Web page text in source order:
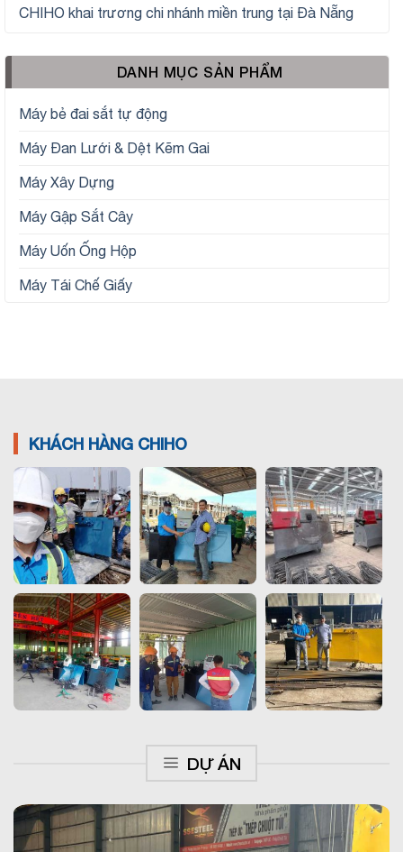
CHIHO khai trương chi nhánh miền trung tại Đà Nẵng
DANH MỤC SẢN PHẨM
Máy bẻ đai sắt tự động
Máy Đan Lưới & Dệt Kẽm Gai
Máy Xây Dựng
Máy Gập Sắt Cây
Máy Uốn Ống Hộp
Máy Tái Chế Giấy
KHÁCH HÀNG CHIHO
DỰ ÁN